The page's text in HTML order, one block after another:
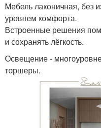
Мебель лаконичная, без
уровнем комфорта.
Встроенные решения
и сохранять лёгкость.
Освещение -
торшеры.